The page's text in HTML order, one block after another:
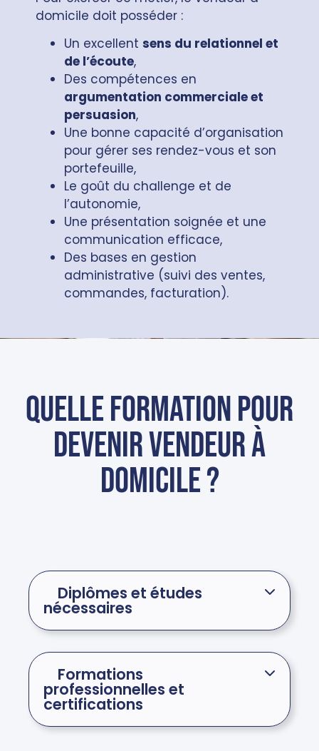
domicile doit posséder :
Un excellent sens du relationnel et
de l’écoute,
Des compétences en
argumentation commerciale et
persuasion,
Une bonne capacité d’organisation
pour gérer ses rendez-vous et son
portefeuille,
Le goût du challenge et de
l’autonomie,
Une présentation soignée et une
communication efficace,
Des bases en gestion
administrative (suivi des ventes,
commandes, facturation).
Quelle formation pour
devenir vendeur à
domicile ?
Diplômes et études
nécessaires
Formations
professionnelles et
certifications